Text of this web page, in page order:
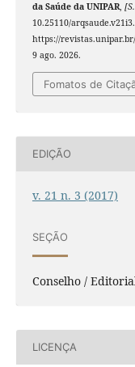
da Saúde da UNIPAR,
10.25110/
https://
9 ago. 2026.
Fomatos de
EDIÇÃO
v. 21 n. 3 (2017)
SEÇÃO
Conselho /
LICENÇA